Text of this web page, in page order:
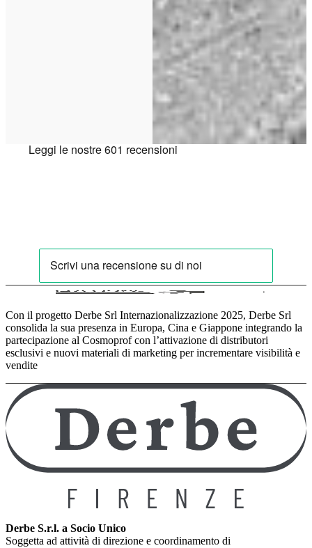
Con il progetto Derbe Srl Internazionalizzazione 2025, Derbe Srl
consolida la sua presenza in Europa, Cina e Giappone integrando la
partecipazione al Cosmoprof con l’attivazione di distributori
esclusivi e nuovi materiali di marketing per incrementare visibilità e
vendite
Derbe S.r.l. a Socio Unico
Soggetta ad attività di direzione e coordinamento di